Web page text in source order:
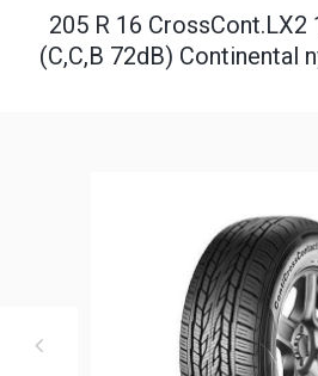
205 R 16 CrossCont.LX2
(C,C,B 72dB) Continental